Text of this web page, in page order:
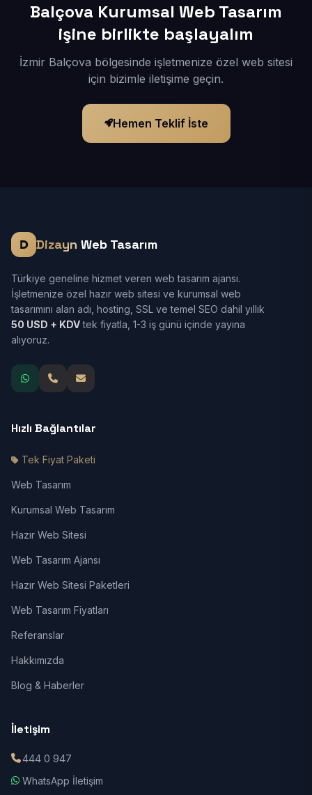
Balçova Kurumsal Web Tasarım
işine birlikte başlayalım
İzmir Balçova bölgesinde işletmenize özel web sitesi
için bizimle iletişime geçin.
Hemen Teklif İste
Dizayn Web Tasarım
Türkiye geneline hizmet veren web tasarım ajansı.
İşletmenize özel hazır web sitesi ve kurumsal web
tasarımını alan adı, hosting, SSL ve temel SEO dahil yıllık
50 USD + KDVtek fiyatla, 1-3 iş günü içinde yayına
alıyoruz.
Hızlı Bağlantılar
Tek Fiyat Paketi
Web Tasarım
Kurumsal Web Tasarım
Hazır Web Sitesi
Web Tasarım Ajansı
Hazır Web Sitesi Paketleri
Web Tasarım Fiyatları
Referanslar
Hakkımızda
Blog & Haberler
İletişim
444 0 947
WhatsApp İletişim